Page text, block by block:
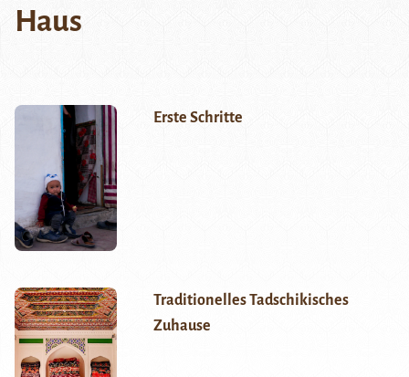
Haus
Erste Schritte
Traditionelles Tadschikisches
Zuhause